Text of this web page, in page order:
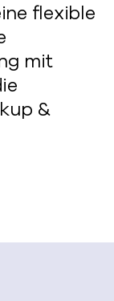
flexible
mit
&